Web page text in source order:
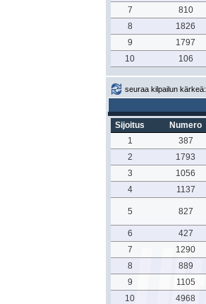
7 810
8
1826
9
1797
10
106
seuraa kilpailun kärkeä:
Sijoitus Numero
1
387
2
1793
3
1056
4
1137
5 827
6 427
7
1290
8
889
9
1105
10
4968